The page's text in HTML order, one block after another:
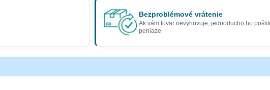
Bezproblémové vrátenie
Ak vám tovar nevyhovuje, jednoducho ho
peniaze